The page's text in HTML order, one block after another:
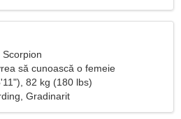
să cunoască o femeie
82 kg (180 lbs)
Gradinarit